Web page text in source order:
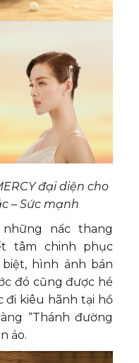
đại diện cho
– Sức mạnh
nấc thang
tâm chinh phục
hình ảnh bán
đó cũng được hé
đi kiêu hãnh tại hồ
“Thánh đường
ảo.